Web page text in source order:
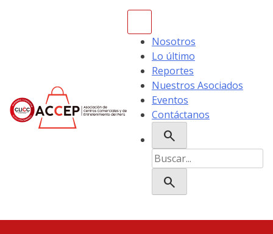
Nosotros
Lo último
Reportes
Nuestros Asociados
Eventos
Contáctanos
search
Buscar:
search